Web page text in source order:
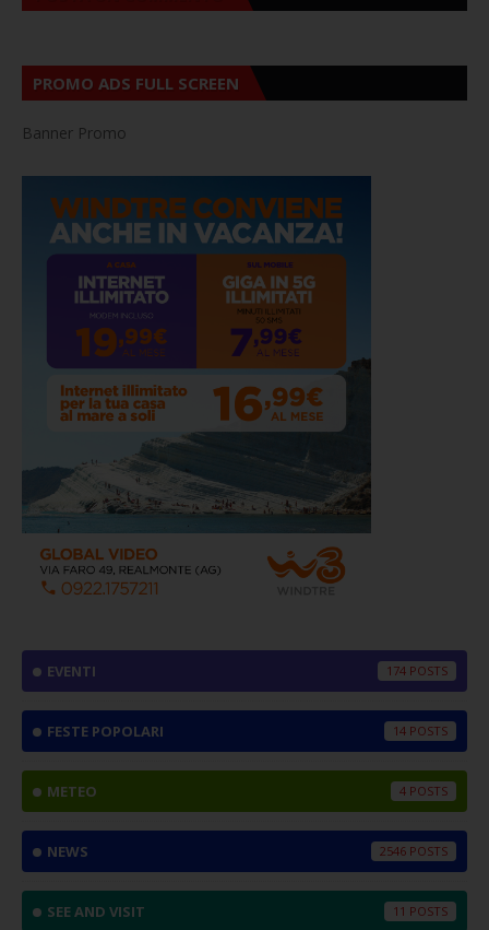
PROMO ADS FULL SCREEN
Banner Promo
EVENTI 174
FESTE POPOLARI 14
METEO 4
NEWS 2546
SEE AND VISIT 11